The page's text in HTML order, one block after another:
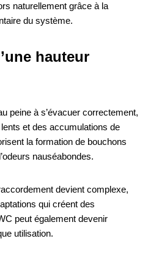
naturellement grâce à la
du système.
hauteur
peine à s’évacuer correctement,
et des accumulations de
la formation de bouchons
nauséabondes.
devient complexe,
qui créent des
peut également devenir
utilisation.